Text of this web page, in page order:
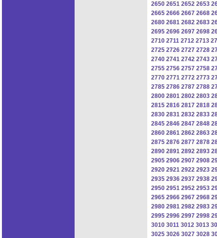
2650 2651 2652 2653
2665 2666 2667 2668
2680 2681 2682 2683
2695 2696 2697 2698
2710 2711 2712 2713
2725 2726 2727 2728
2740 2741 2742 2743
2755 2756 2757 2758
2770 2771 2772 2773
2785 2786 2787 2788
2800 2801 2802 2803
2815 2816 2817 2818
2830 2831 2832 2833
2845 2846 2847 2848
2860 2861 2862 2863
2875 2876 2877 2878
2890 2891 2892 2893
2905 2906 2907 2908
2920 2921 2922 2923
2935 2936 2937 2938
2950 2951 2952 2953
2965 2966 2967 2968
2980 2981 2982 2983
2995 2996 2997 2998
3010 3011 3012 3013
3025 3026 3027 3028